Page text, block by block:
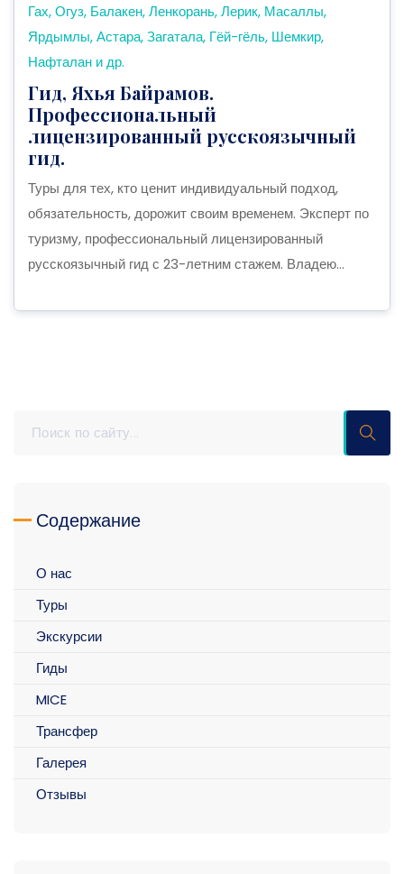
Гах, Огуз, Балакен, Ленкорань, Лерик, Масаллы,
Ярдымлы, Астара, Загатала, Гёй-гёль, Шемкир,
Нафталан и др.
Гид, Яхья Байрамов.
Профессиональный
лицензированный русскоязычный
гид.
Туры для тех, кто ценит индивидуальный подход,
обязательность, дорожит своим временем. Эксперт по
туризму, профессиональный лицензированный
русскоязычный гид с 23-летним стажем. Владею...
Содержание
О нас
Туры
Экскурсии
Гиды
MICE
Трансфер
Галерея
Отзывы